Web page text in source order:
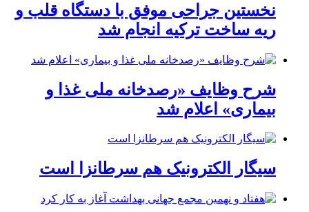
نخستین جراحی موفق با دستگاه قلب و
ریه ساخت ترکیه انجام شد
شرح وظایف «رصدخانه ملی غذا و
بیماری» اعلام شد
سیگار الکترونیک هم سرطانزا است